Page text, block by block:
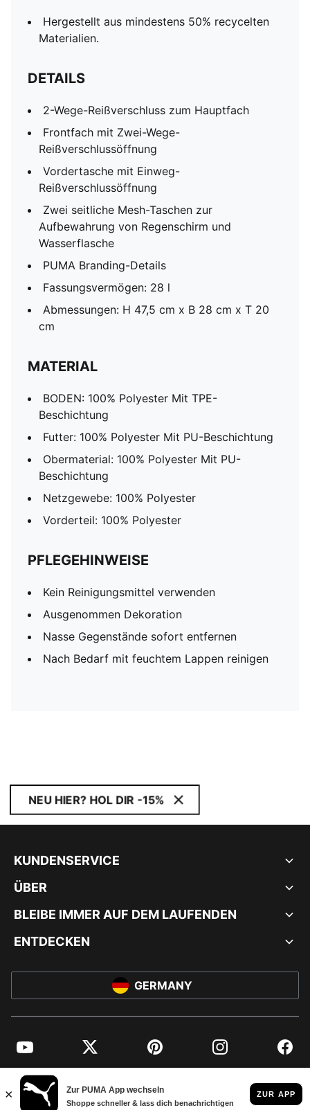
Hergestellt aus mindestens 50% recycelten
Materialien.
DETAILS
2-Wege-Reißverschluss zum Hauptfach
Frontfach mit Zwei-Wege-
Reißverschlussöffnung
Vordertasche mit Einweg-
Reißverschlussöffnung
Zwei seitliche Mesh-Taschen zur
Aufbewahrung von Regenschirm und
Wasserflasche
PUMA Branding-Details
Fassungsvermögen: 28 l
Abmessungen: H 47,5 cm x B 28 cm x T 20
cm
MATERIAL
BODEN: 100% Polyester Mit TPE-
Beschichtung
Futter: 100% Polyester Mit PU-Beschichtung
Obermaterial: 100% Polyester Mit PU-
Beschichtung
Netzgewebe: 100% Polyester
Vorderteil: 100% Polyester
PFLEGEHINWEISE
Kein Reinigungsmittel verwenden
Ausgenommen Dekoration
Nasse Gegenstände sofort entfernen
Nach Bedarf mit feuchtem Lappen reinigen
NEU HIER? HOL DIR -15%
KUNDENSERVICE
ÜBER
BLEIBE IMMER AUF DEM LAUFENDEN
ENTDECKEN
GERMANY
YouTube Twitter Pinterest Instagram
© PUMA EUROPE GMBH, 2026. ALLE RECHTE VORBEHALTEN
IMPRESSUM UND RECHTLICHE HINWEISE